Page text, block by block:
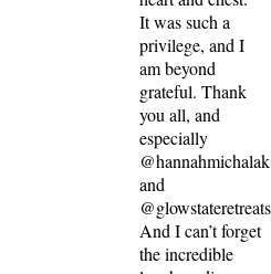
It was such a
privilege, and I
am beyond
grateful. Thank
you all, and
especially
@hannahmichalak
and
@glowstateretreats
And I can’t forget
the incredible